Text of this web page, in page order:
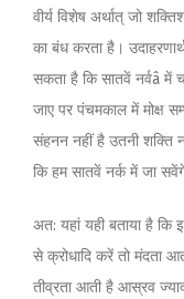
वीर्य विशेष अर्थात् जो
का बंध करता है।
सकता है कि सातवें नर्वâ में
जाए पर पंचमकाल में मोक्ष
संहनन नहीं है उतनी शक्ति
कि हम सातवें नर्क में जा
अत: यहां यही बताया है कि
से क्रोधादि करें तो मंदता
तीव्रता आती है आस्रव